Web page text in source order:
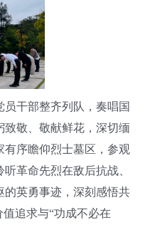
干部整齐列队，奏唱国
敬、敬献鲜花，深切缅
有序瞻仰烈士墓区，参观
革命先烈在敌后抗战、
的英勇事迹，深刻感悟共
追求与“功成不必在